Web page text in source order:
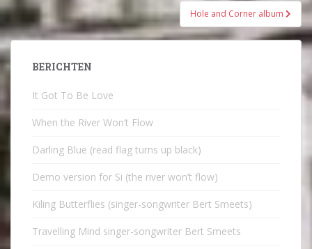
Hole and Corner album
BERICHTEN
It Got To Be Love
When the River Won’t Flow
Darling Blue (read flag turns up black)
Demo version for Si (the river won’t flow)
Kiling Butterflies (singer-songwriter Bert Smeets)
Travelling Mind singer-songwriter Bert Smeets